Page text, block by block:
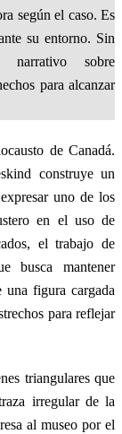
según el caso. Es
su entorno. Sin
narrativo sobre
para alcanzar
de Canadá.
construye un
uno de los
en el uso de
el trabajo de
busca mantener
una figura cargada
para reflejar
triangulares que
irregular de la
al museo por el